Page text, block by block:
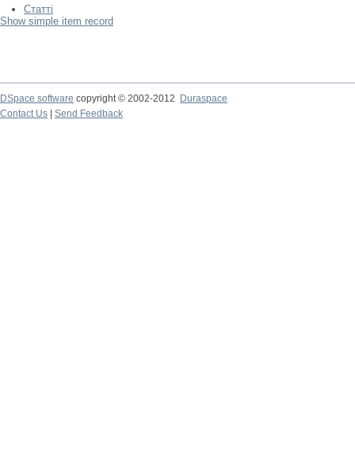
Статті
Show simple item record
DSpace software copyright © 2002-2012
Duraspace
Contact Us
Send Feedback